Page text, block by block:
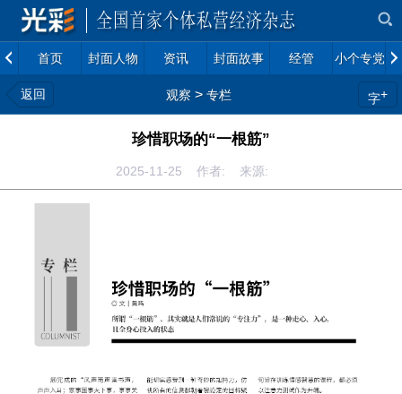
首页 封面人物 资讯 封面故事 经管 小个专党建
返回 观察 > 专栏 字+
珍惜职场的“一根筋”
2025-11-25 作者: 来源: